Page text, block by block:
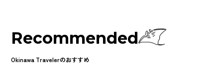
Recommended
Okinawa Travelerのおすすめ